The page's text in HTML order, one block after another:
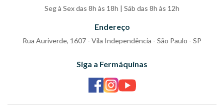
Seg à Sex das 8h às 18h | Sáb das 8h às 12h
Endereço
Rua Auriverde, 1607 - Vila Independência - São Paulo - SP
Siga a Fermáquinas